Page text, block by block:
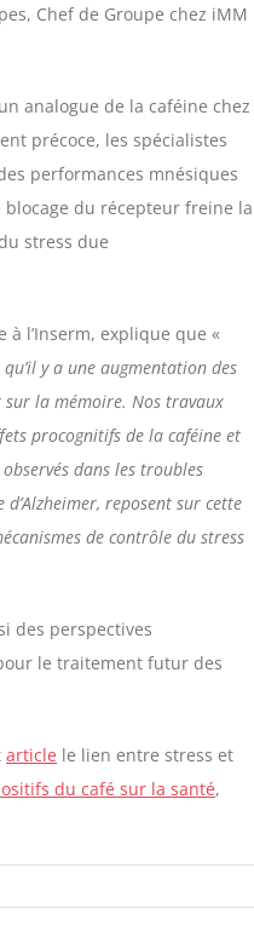
Chef de Groupe chez iMM
analogue de la caféine chez
précoce, les spécialistes
performances mnésiques
du récepteur freine la
stress due
à l’Inserm, explique que «
y a une augmentation des
la mémoire. Nos travaux
procognitifs de la caféine et
dans les troubles
reposent sur cette
de contrôle du stress
des perspectives
le traitement futur des
article le lien entre stress et
du café sur la santé,